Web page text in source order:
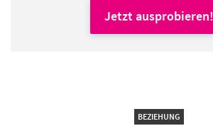
Jetzt ausprobieren!
BEZIEHUNG